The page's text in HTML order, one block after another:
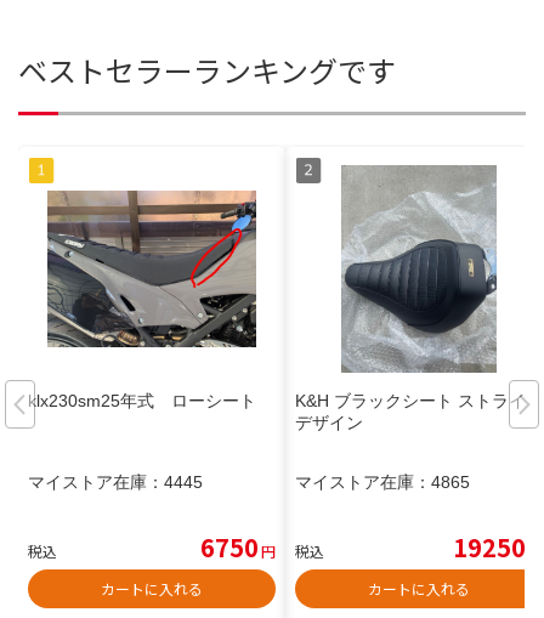
ベストセラーランキングです
klx230sm25年式 ローシート
マイストア在庫： 4445
税込 6750円
カートに入れる
K&H ブラックシート ストライプ
デザイン
マイストア在庫： 4865
税込 19250
カートに入れる